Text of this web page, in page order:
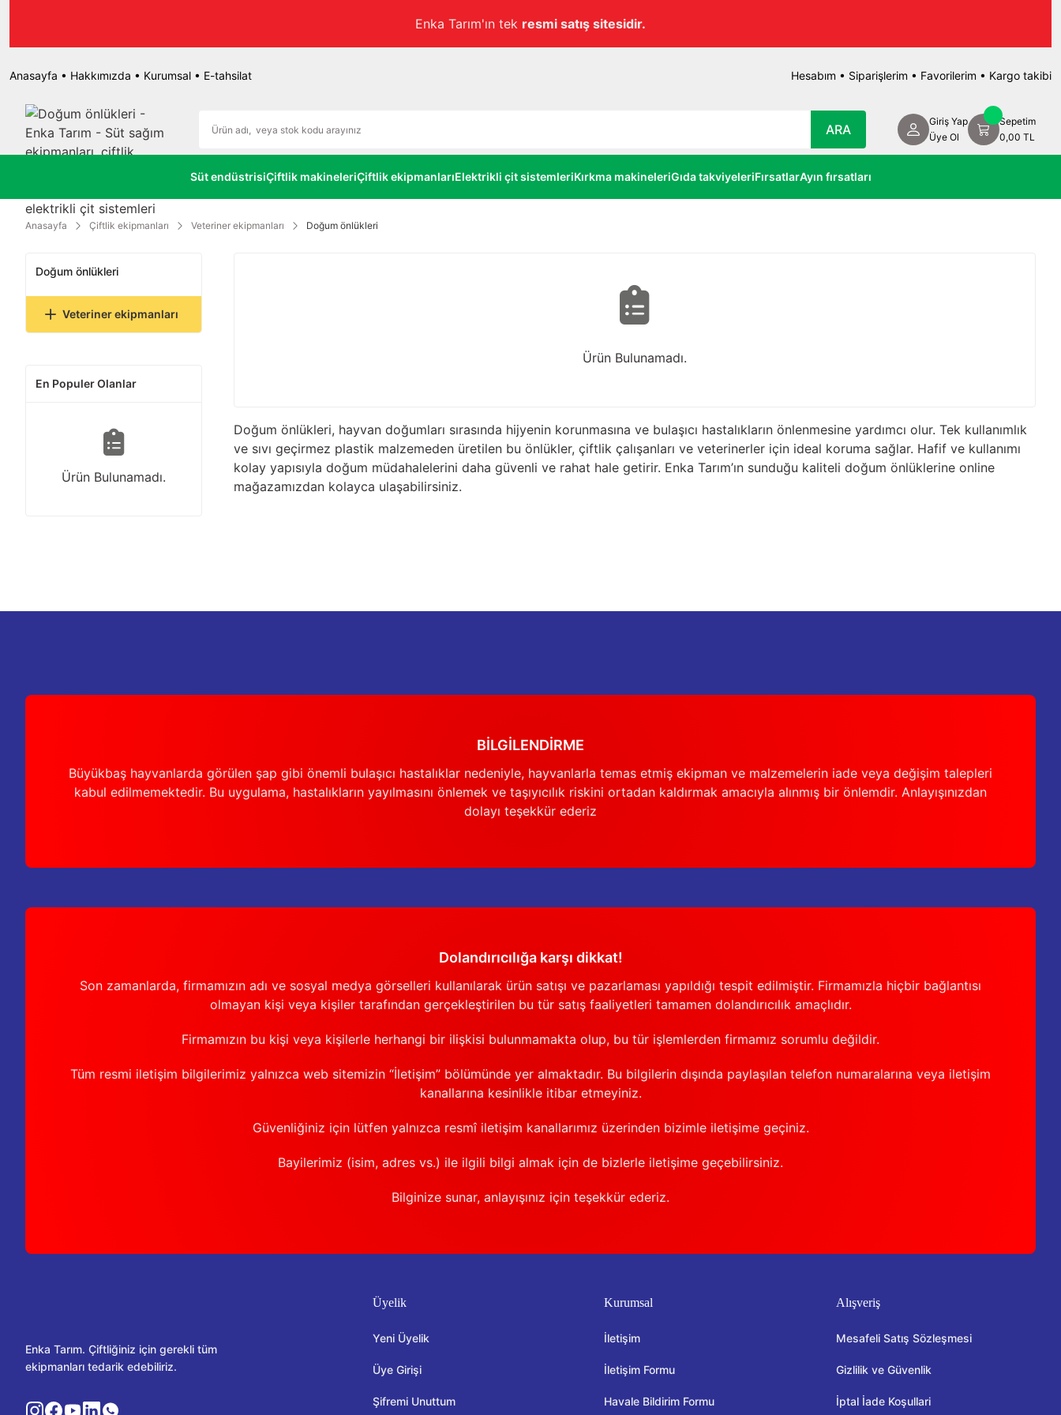
Enka Tarım'ın tek resmi satış sitesidir.
Anasayfa • Hakkımızda • Kurumsal • E-tahsilat Hesabım • Siparişlerim • Favorilerim • Kargo takibi
ARA
Giriş Yap
Üye Ol
Sepetim
0,00 TL
Süt endüstrisiÇiftlik makineleriÇiftlik ekipmanlarıElektrikli çit sistemleriKırkma makineleriGıda takviyeleriFırsatlarAyın fırsatları
Anasayfa Çiftlik ekipmanları Veteriner ekipmanları Doğum önlükleri
Doğum önlükleri
Veteriner ekipmanları
En Populer Olanlar
Ürün Bulunamadı.
Ürün Bulunamadı.
Doğum önlükleri, hayvan doğumları sırasında hijyenin korunmasına ve bulaşıcı hastalıkların önlenmesine yardımcı olur. Tek kullanımlık
ve sıvı geçirmez plastik malzemeden üretilen bu önlükler, çiftlik çalışanları ve veterinerler için ideal koruma sağlar. Hafif ve kullanımı
kolay yapısıyla doğum müdahalelerini daha güvenli ve rahat hale getirir. Enka Tarım’ın sunduğu kaliteli doğum önlüklerine online
mağazamızdan kolayca ulaşabilirsiniz.
BİLGİLENDİRME
Büyükbaş hayvanlarda görülen şap gibi önemli bulaşıcı hastalıklar nedeniyle, hayvanlarla temas etmiş ekipman ve malzemelerin iade veya değişim talepleri
kabul edilmemektedir. Bu uygulama, hastalıkların yayılmasını önlemek ve taşıyıcılık riskini ortadan kaldırmak amacıyla alınmış bir önlemdir. Anlayışınızdan
dolayı teşekkür ederiz
Dolandırıcılığa karşı dikkat!
Son zamanlarda, firmamızın adı ve sosyal medya görselleri kullanılarak ürün satışı ve pazarlaması yapıldığı tespit edilmiştir. Firmamızla hiçbir bağlantısı
olmayan kişi veya kişiler tarafından gerçekleştirilen bu tür satış faaliyetleri tamamen dolandırıcılık amaçlıdır.
Firmamızın bu kişi veya kişilerle herhangi bir ilişkisi bulunmamakta olup, bu tür işlemlerden firmamız sorumlu değildir.
Tüm resmi iletişim bilgilerimiz yalnızca web sitemizin “İletişim” bölümünde yer almaktadır. Bu bilgilerin dışında paylaşılan telefon numaralarına veya iletişim
kanallarına kesinlikle itibar etmeyiniz.
Güvenliğiniz için lütfen yalnızca resmî iletişim kanallarımız üzerinden bizimle iletişime geçiniz.
Bayilerimiz (isim, adres vs.) ile ilgili bilgi almak için de bizlerle iletişime geçebilirsiniz.
Bilginize sunar, anlayışınız için teşekkür ederiz.
Enka Tarım. Çiftliğiniz için gerekli tüm
ekipmanları tedarik edebiliriz.
Üyelik
Yeni Üyelik
Üye Girişi
Şifremi Unuttum
Kurumsal
İletişim
İletişim Formu
Havale Bildirim Formu
Alışveriş
Mesafeli Satış Sözleşmesi
Gizlilik ve Güvenlik
İptal İade Koşullari